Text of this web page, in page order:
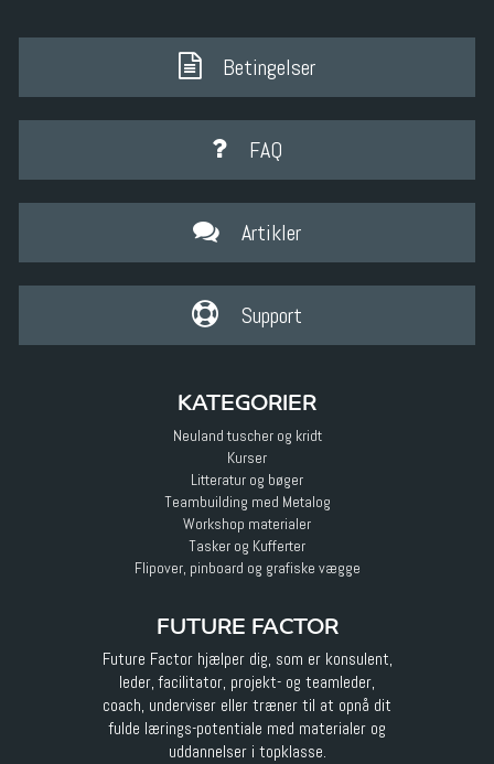
Betingelser
FAQ
Artikler
Support
KATEGORIER
Neuland tuscher og kridt
Kurser
Litteratur og bøger
Teambuilding med Metalog
Workshop materialer
Tasker og Kufferter
Flipover, pinboard og grafiske vægge
FUTURE FACTOR
Future Factor hjælper dig, som er konsulent,
leder, facilitator, projekt- og teamleder,
coach, underviser eller træner til at opnå dit
fulde lærings-potentiale med materialer og
uddannelser i topklasse.